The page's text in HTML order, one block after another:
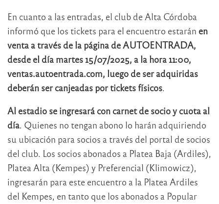
En cuanto a las entradas, el club de Alta Córdoba
informó que los tickets para el encuentro estarán en
venta a través de la página de AUTOENTRADA,
desde el día martes 15/07/2025, a la hora 11:00,
ventas.autoentrada.com, luego de ser adquiridas
deberán ser canjeadas por tickets físicos.
Al estadio se ingresará con carnet de socio y cuota al
día. Quienes no tengan abono lo harán adquiriendo
su ubicación para socios a través del portal de socios
del club. Los socios abonados a Platea Baja (Ardiles),
Platea Alta (Kempes) y Preferencial (Klimowicz),
ingresarán para este encuentro a la Platea Ardiles
del Kempes, en tanto que los abonados a Popular